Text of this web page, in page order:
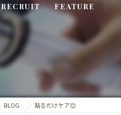
RECRUIT FEATURE
オゾンパーマ
カット
トリートメント
BLOG 貼るだけケア😊